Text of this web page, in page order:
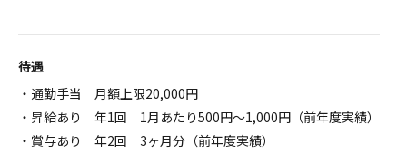
待遇
・通勤手当 月額上限20,000円
・昇給あり 年1回 1月あたり500円～1,000円（前年度実績）
・賞与あり 年2回 3ヶ月分（前年度実績）